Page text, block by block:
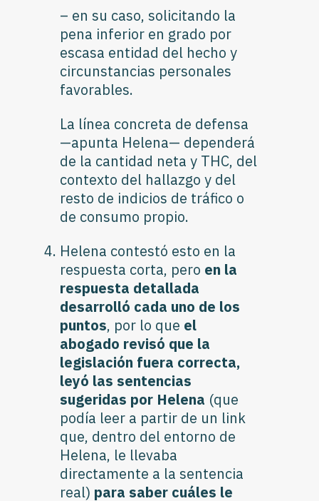
– en su caso, solicitando la
pena inferior en grado por
escasa entidad del hecho y
circunstancias personales
favorables.
La línea concreta de defensa
—apunta Helena— dependerá
de la cantidad neta y THC, del
contexto del hallazgo y del
resto de indicios de tráfico o
de consumo propio.
Helena contestó esto en la
respuesta corta, pero en la
respuesta detallada
desarrolló cada uno de los
puntos, por lo que el
abogado revisó que la
legislación fuera correcta,
leyó las sentencias
sugeridas por Helena (que
podía leer a partir de un link
que, dentro del entorno de
Helena, le llevaba
directamente a la sentencia
real) para saber cuáles le